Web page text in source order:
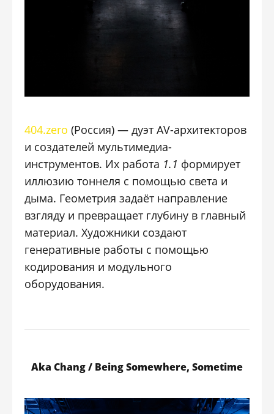
404.zero (Россия) — дуэт AV-архитекторов
и создателей мультимедиа-
инструментов. Их работа 1.1 формирует
иллюзию тоннеля с помощью света и
дыма. Геометрия задаёт направление
взгляду и превращает глубину в главный
материал. Художники создают
генеративные работы с помощью
кодирования и модульного
оборудования.
Aka Chang / Being Somewhere, Sometime